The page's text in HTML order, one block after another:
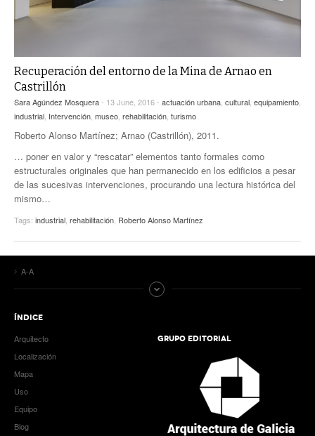
Recuperación del entorno de la Mina de Arnao en
Castrillón
Sara Agúndez Mosquera- 13 June, 2016 - actuación urbana cultural equipamiento
industrial Intervención museo rehabilitación turismo
Roberto Alonso Martínez; Arnao (Castrillón), 2011.
… poner en valor y “rescatar” elementos tanto formales como
estructurales originales que han permanecido en los edificios a pesar
de las sucesivas intervenciones, procurando una lectura histórica del
mismo…
Tags: industrial rehabilitación Roberto Alonso Martínez
A-A
ÍNDICE
Arquitecto
Localización
Mapa
Uso
Equipo
Blog
GRUPO EDITORIAL